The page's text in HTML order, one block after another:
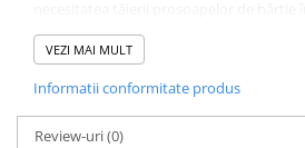
utilizare sigură și eficientă. Acest sistem
economisirea prosoapelor și permite o
dispenser oferă o utilizare pe termen
inspiră încredere și rezistență, fiind
datorită siguranței și durabilității sale.
VEZI MAI MULT
Informatii conformitate produs
Review-uri(0)